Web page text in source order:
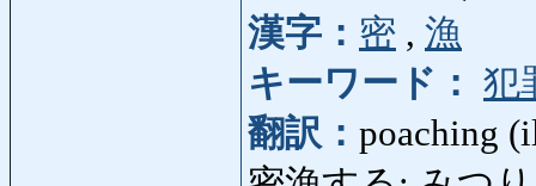
漢字： 密 , 漁
キーワード： 犯
翻訳： poaching